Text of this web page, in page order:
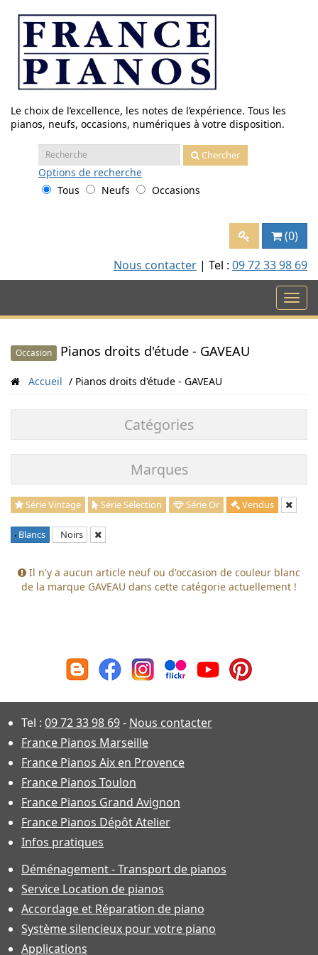
contenu
Le choix de l’excellence, les notes de l’expérience. Tous les
pianos, neufs, occasions, numériques à votre disposition.
Recherche
:
Chercher
Options de recherche
Tous
Neufs Occasions
(0)
Nous contacter | Tel : 09 72 33 98 69
Occasion Pianos droits d'étude - GAVEAU
Accueil Pianos droits d'étude - GAVEAU
Catégories
Marques
Série Vintage Série Sélection Série Or Vendus
Blancs Noirs
Il n'y a aucun article neuf ou d'occasion de couleur blanc
de la marque GAVEAU dans cette catégorie actuellement !
Tel : 09 72 33 98 69- Nous contacter
France Pianos Marseille
France Pianos Aix en Provence
France Pianos Toulon
France Pianos Grand Avignon
France Pianos Dépôt Atelier
Infos pratiques
Déménagement - Transport de pianos
Service Location de pianos
Accordage et Réparation de piano
Système silencieux pour votre piano
Applications